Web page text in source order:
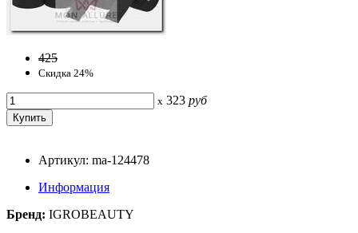
425
Скидка 24%
x 323 руб
Артикул: ma-124478
Информация
Бренд: IGROBEAUTY